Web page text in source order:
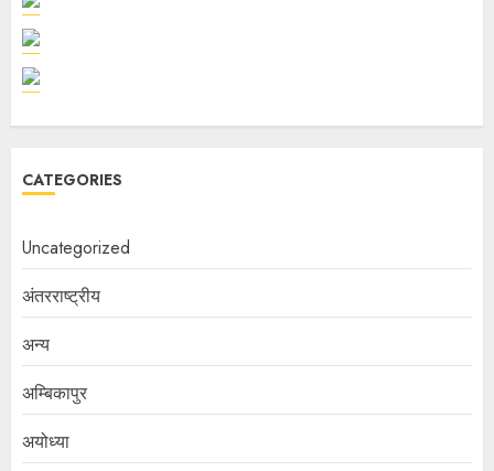
CATEGORIES
Uncategorized
अंतरराष्ट्रीय
अन्य
अम्बिकापुर
अयोध्या